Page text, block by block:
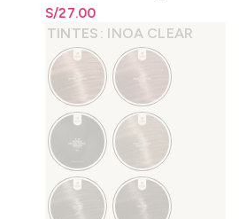
LO3000N1
S/27.00
Rango de precios: desde
S/27.00hastaS/27.00
TINTES INOA CLEAR